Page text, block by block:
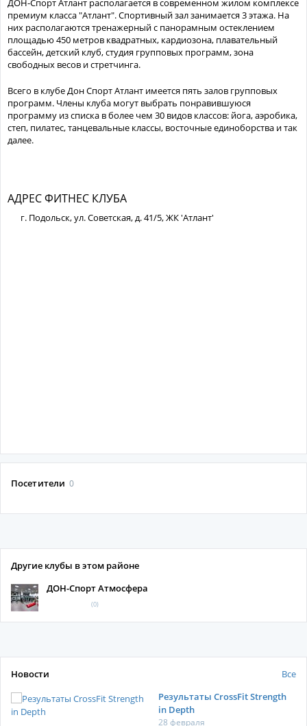
ДОН-Спорт Атлант располагается в современном жилом комплексе
премиум класса "Атлант". Спортивный зал занимается 3 этажа. На
них располагаются тренажерный с панорамным остеклением
площадью 450 метров квадратных, кардиозона, плавательный
бассейн, детский клуб, студия групповых программ, зона
свободных весов и стретчинга.
Всего в клубе Дон Спорт Атлант имеется пять залов групповых
программ. Члены клуба могут выбрать понравившуюся
программу из списка в более чем 30 видов классов: йога, аэробика,
степ, пилатес, танцевальные классы, восточные единоборства и так
далее.
АДРЕС ФИТНЕС КЛУБА
г. Подольск, ул. Советская, д. 41/5, ЖК 'Атлант'
Посетители 0
Другие клубы в этом районе
ДОН-Спорт Атмосфера
(0)
Новости
Все
Результаты CrossFit Strength
in Depth
28 февраля